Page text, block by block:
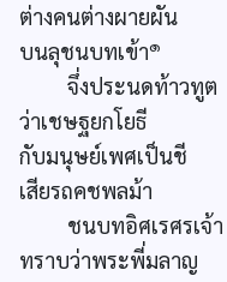
ต่างคนต่างผายผัน
บนลุชนบทเข้า๑
จึ่งประนดท้าวทูต
ว่าเชษฐยกโยธี
กับมนุษย์เพศเป็นชี
เสียรถคชพลม้า
ชนบทอิศเรศรเจ้า
ทราบว่าพระพี่มลาญ